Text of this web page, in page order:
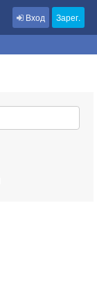
Вход Зарег.